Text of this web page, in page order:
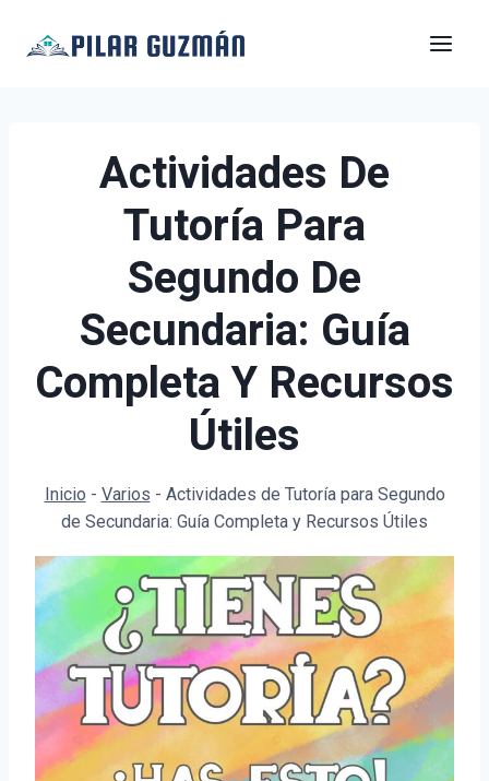
Actividades De
Tutoría Para
Segundo De
Secundaria: Guía
Completa Y Recursos
Útiles
Inicio - Varios - Actividades de Tutoría para Segundo
de Secundaria: Guía Completa y Recursos Útiles